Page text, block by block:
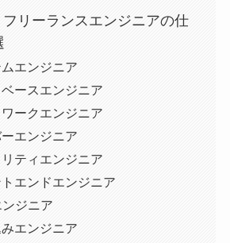
フリーランスエンジニアの仕
エンジニア
ースエンジニア
ークエンジニア
エンジニア
ティエンジニア
エンドエンジニア
ジニア
エンジニア